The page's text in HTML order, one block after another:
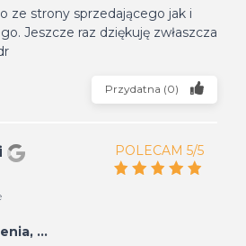
ze strony sprzedającego jak i
Jeszcze raz dziękuję zwłaszcza
Przydatna (0)
POLECAM 5/5
...